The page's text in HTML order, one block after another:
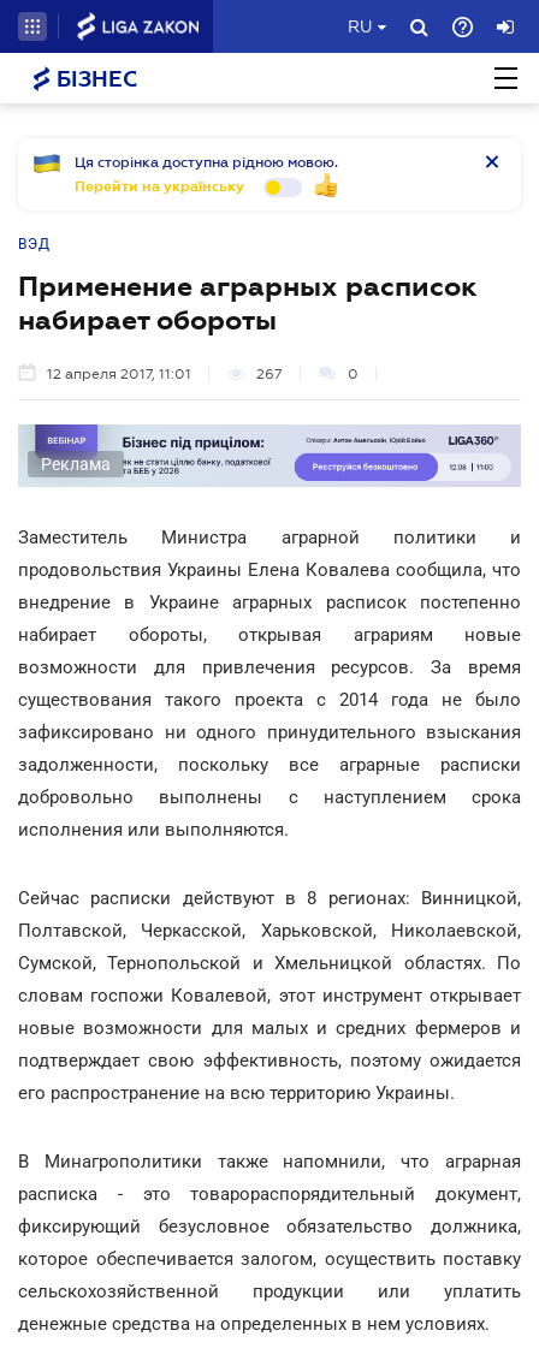
RU
БІЗНЕС
Ця сторінка доступна рідною мовою.
Перейти на українську
ВЭД
Применение аграрных расписок
набирает обороты
12 апреля 2017, 11:01 267 0
Реклама
Заместитель Министра аграрной политики и
продовольствия Украины Елена Ковалева сообщила, что
внедрение в Украине аграрных расписок постепенно
набирает обороты, открывая аграриям новые
возможности для привлечения ресурсов. За время
существования такого проекта с 2014 года не было
зафиксировано ни одного принудительного взыскания
задолженности, поскольку все аграрные расписки
добровольно выполнены с наступлением срока
исполнения или выполняются.
Сейчас расписки действуют в 8 регионах: Винницкой,
Полтавской, Черкасской, Харьковской, Николаевской,
Сумской, Тернопольской и Хмельницкой областях. По
словам госпожи Ковалевой, этот инструмент открывает
новые возможности для малых и средних фермеров и
подтверждает свою эффективность, поэтому ожидается
его распространение на всю территорию Украины.
В Минагрополитики также напомнили, что аграрная
расписка - это товарораспорядительный документ,
фиксирующий безусловное обязательство должника,
которое обеспечивается залогом, осуществить поставку
сельскохозяйственной продукции или уплатить
денежные средства на определенных в нем условиях.